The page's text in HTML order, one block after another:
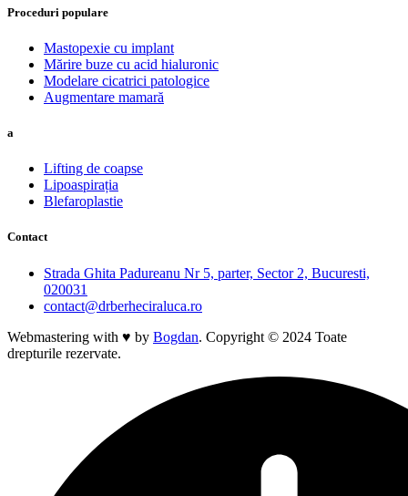
Proceduri populare
Mastopexie cu implant
Mărire buze cu acid hialuronic
Modelare cicatrici patologice
Augmentare mamară
a
Lifting de coapse
Lipoaspirația
Blefaroplastie
Contact
Strada Ghita Padureanu Nr 5, parter, Sector 2, Bucuresti,
020031
contact@drberheciraluca.ro
Webmastering with ♥ by Bogdan. Copyright © 2024 Toate
drepturile rezervate.